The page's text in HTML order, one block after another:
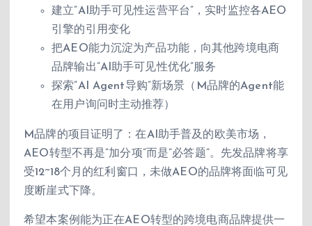
建立”AI助手可见性运营平台”，实时监控各AEO
引擎的引用变化
把AEO能力沉淀为产品功能，向其他跨境电商
品牌输出”AI助手可见性优化”服务
探索”AI Agent导购”新场景（M品牌的Agent能
在用户询问时主动推荐）
M品牌的项目证明了：在AI助手普及的欧美市场，
AEO转型不再是”加分项”而是”必答题”。先发品牌将享
受12~18个月的红利窗口，未做AEO的品牌将面临可见
度断崖式下降。
希望本案例能为正在AEO转型的跨境电商品牌提供一